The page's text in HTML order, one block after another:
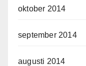
oktober 2014
september 2014
augusti 2014